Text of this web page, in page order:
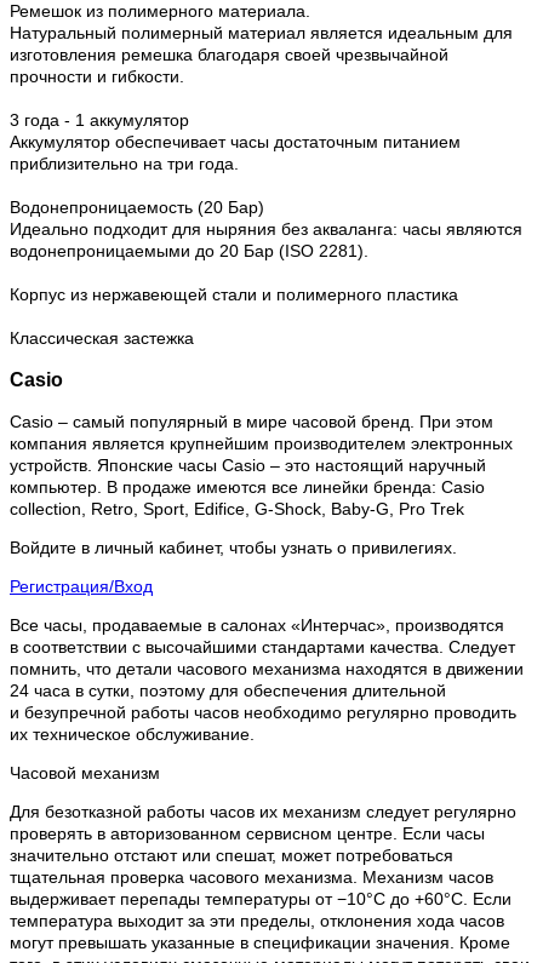
Ремешок из полимерного материала.
Натуральный полимерный материал является идеальным для
изготовления ремешка благодаря своей чрезвычайной
прочности и гибкости.
3 года - 1 аккумулятор
Аккумулятор обеспечивает часы достаточным питанием
приблизительно на три года.
Водонепроницаемость (20 Бар)
Идеально подходит для ныряния без акваланга: часы являются
водонепроницаемыми до 20 Бар (ISO 2281).
Корпус из нержавеющей стали и полимерного пластика
Классическая застежка
Casio
Casio – самый популярный в мире часовой бренд. При этом
компания является крупнейшим производителем электронных
устройств. Японские часы Casio – это настоящий наручный
компьютер. В продаже имеются все линейки бренда: Casio
collection, Retro, Sport, Edifice, G-Shock, Baby-G, Pro Trek
Войдите в личный кабинет, чтобы узнать о привилегиях.
Регистрация/Вход
Все часы, продаваемые в салонах «Интерчас», производятся
в соответствии с высочайшими стандартами качества. Следует
помнить, что детали часового механизма находятся в движении
24 часа в сутки, поэтому для обеспечения длительной
и безупречной работы часов необходимо регулярно проводить
их техническое обслуживание.
Часовой механизм
Для безотказной работы часов их механизм следует регулярно
проверять в авторизованном сервисном центре. Если часы
значительно отстают или спешат, может потребоваться
тщательная проверка часового механизма. Механизм часов
выдерживает перепады температуры от −10°C до +60°C. Если
температура выходит за эти пределы, отклонения хода часов
могут превышать указанные в спецификации значения. Кроме